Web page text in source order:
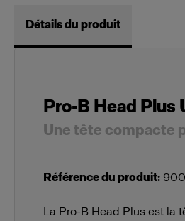
Détails du produit
Pro-B Head Plus
Une tête compacte
Référence du produit:
La Pro-B Head Plus est la